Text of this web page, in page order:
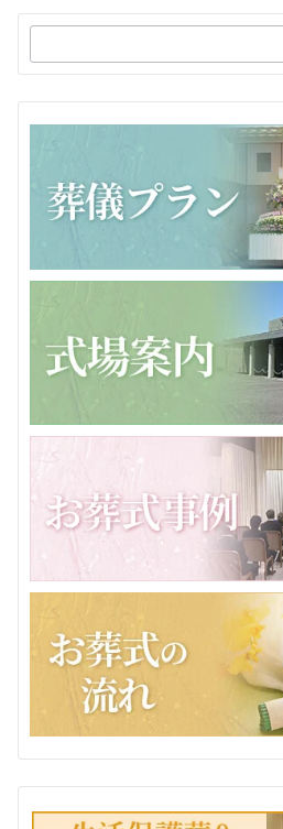
ョ
ン
索：